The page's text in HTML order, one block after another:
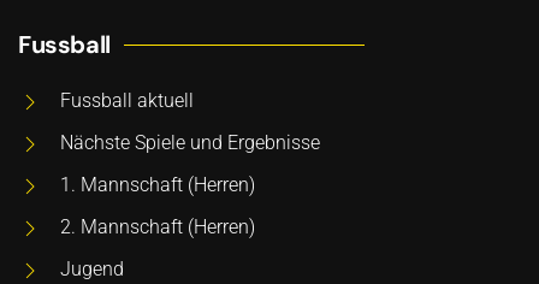
Fussball
Fussball aktuell
Nächste Spiele und Ergebnisse
1. Mannschaft (Herren)
2. Mannschaft (Herren)
Jugend